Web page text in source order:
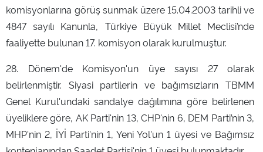
komisyonlarına görüş sunmak üzere 15.04.2003 tarihli ve
4847 sayılı Kanunla, Türkiye Büyük Millet Meclisi’nde
faaliyette bulunan 17. komisyon olarak kurulmuştur.
28. Dönem'de Komisyon'un üye sayısı 27 olarak
belirlenmiştir. Siyasi partilerin ve bağımsızların TBMM
Genel Kurul'undaki sandalye dağılımına göre belirlenen
üyeliklere göre, AK Parti'nin 13, CHP'nin 6, DEM Parti’nin 3,
MHP'nin 2, İYİ Parti'nin 1, Yeni Yol'un 1 üyesi ve Bağımsız